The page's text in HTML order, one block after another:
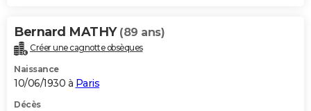
Bernard MATHY (89 ans)
Créer une cagnotte obsèques
Naissance
10/06/1930 à Paris
Décès